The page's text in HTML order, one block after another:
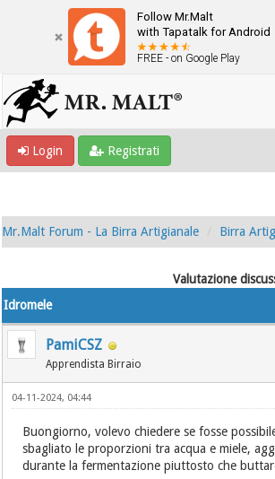
Follow Mr.Malt
with Tapatalk for Android
FREE - on Google Play
Login Registrati
Mr.Malt Forum - La Birra Artigianale Birra
Valutazione
Idromele
PamiCSZ
Apprendista Birraio
04-11-2024, 04:44
Buongiorno, volevo chiedere se fosse
sbagliato le proporzioni tra acqua e miele,
durante la fermentazione piuttosto che